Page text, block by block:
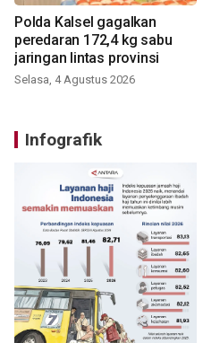
Polda Kalsel gagalkan
peredaran 172,4 kg sabu
jaringan lintas provinsi
Selasa, 4 Agustus 2026
Infografik